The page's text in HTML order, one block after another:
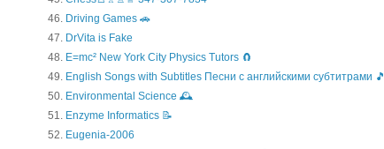
Driving Games 🚗
DrVita is Fake
E=mc² New York City Physics Tutors 🧲
English Songs with Subtitles Песни с английскими субтитрами 🎵
Environmental Science 🕰️
Enzyme Informatics 📝
Eugenia-2006